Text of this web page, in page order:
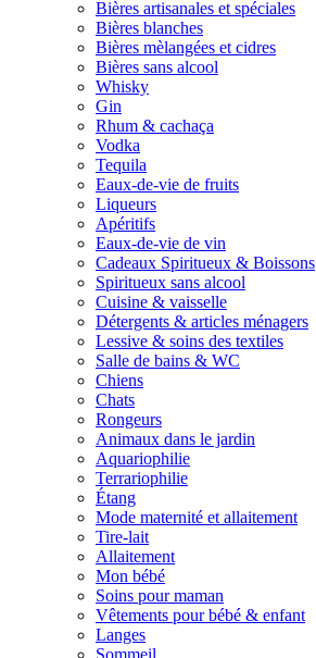
Bières artisanales et spéciales
Bières blanches
Bières mèlangées et cidres
Bières sans alcool
Whisky
Gin
Rhum & cachaça
Vodka
Tequila
Eaux-de-vie de fruits
Liqueurs
Apéritifs
Eaux-de-vie de vin
Cadeaux Spiritueux & Boissons
Spiritueux sans alcool
Cuisine & vaisselle
Détergents & articles ménagers
Lessive & soins des textiles
Salle de bains & WC
Chiens
Chats
Rongeurs
Animaux dans le jardin
Aquariophilie
Terrariophilie
Étang
Mode maternité et allaitement
Tire-lait
Allaitement
Mon bébé
Soins pour maman
Vêtements pour bébé & enfant
Langes
Sommeil